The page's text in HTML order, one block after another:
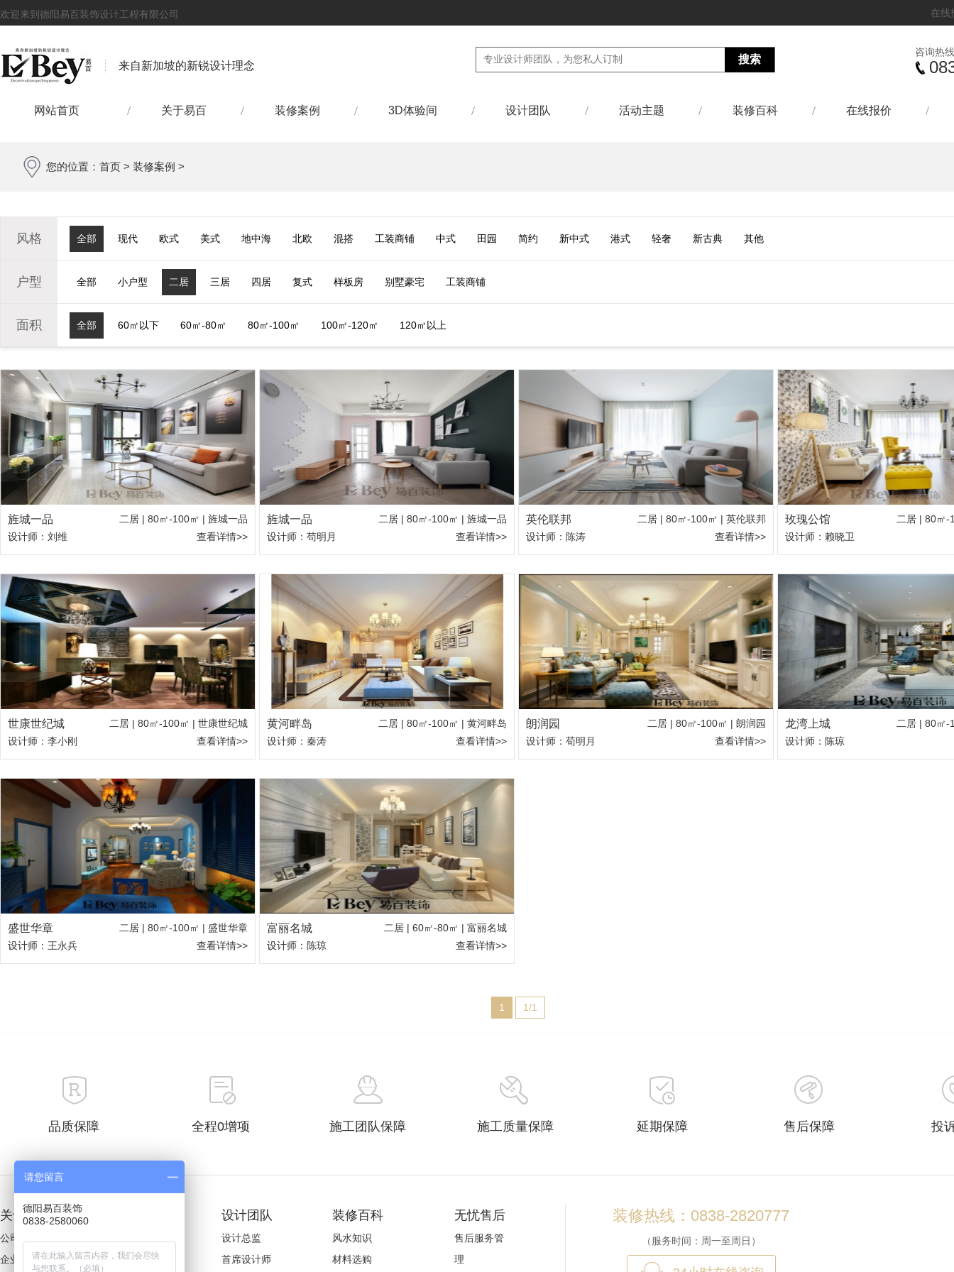
欢迎来到德阳易百装饰设计工程有限公司 在线
来自新加坡的新锐设计理念
咨询热线
网站首页 关于易百 装修案例 3D体验间 设计团队 活动主题 装修百科 在线报价
您的位置： 首页 > 装修案例 >
风格 全部 现代 欧式 美式 地中海 北欧 混搭 工装商铺 中式 田园 简约 新中式 港式 轻奢 新古典 其他
户型 全部 小户型 二居 三居 四居 复式 样板房 别墅豪宅 工装商铺
面积 全部 60㎡以下 60㎡-80㎡ 80㎡-100㎡ 100㎡-120㎡ 120㎡以上
旌城一品
二居 | 80㎡-100㎡ | 旌城一品
设计师：刘维
查看详情>>
旌城一品
二居 | 80㎡-100㎡ | 旌城一品
设计师：苟明月
查看详情>>
英伦联邦
二居 | 80㎡-100㎡ | 英伦联邦
设计师：陈涛
查看详情>>
玫瑰公馆
二居 | 80㎡-
设计师：赖晓卫
世康世纪城
二居 | 80㎡-100㎡ | 世康世纪城
设计师：李小刚
查看详情>>
黄河畔岛
二居 | 80㎡-100㎡ | 黄河畔岛
设计师：秦涛
查看详情>>
朗润园
二居 | 80㎡-100㎡ | 朗润园
设计师：苟明月
查看详情>>
龙湾上城
二居 | 80㎡-
设计师：陈琼
盛世华章
二居 | 80㎡-100㎡ | 盛世华章
设计师：王永兵
查看详情>>
富丽名城
二居 | 60㎡-80㎡ | 富丽名城
设计师：陈琼
查看详情>>
1 1/1
品质保障 全程0增项 施工团队保障 施工质量保障 延期保障 售后保障 投
关于易百
公司简介
企业文化
美式风格
设计团队
设计总监
首席设计师
装修百科
风水知识
材料选购
无忧售后
售后服务管
理
装修热线：0838-2820777
（服务时间：周一至周日）
请您留言
德阳易百装饰
0838-2580060